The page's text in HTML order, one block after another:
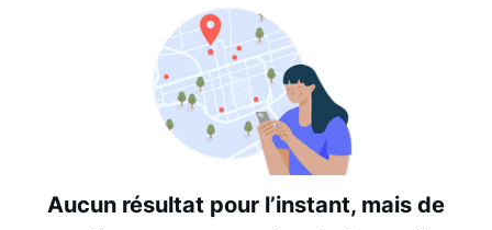
Date: les plus anciens d’abord
Aucun résultat pour l’instant, mais de